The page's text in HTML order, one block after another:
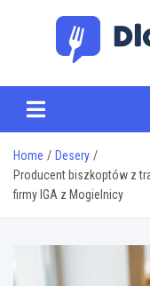
Home
Desery
Producent biszkoptów z
firmy IGA z Mogielnicy